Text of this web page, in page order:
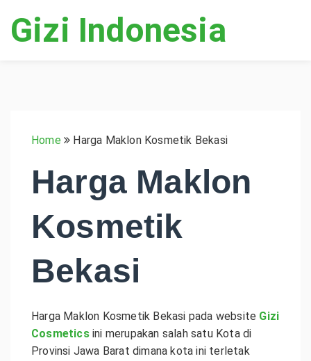
Gizi Indonesia
Home Harga Maklon Kosmetik Bekasi
Harga Maklon
Kosmetik
Bekasi
Harga Maklon Kosmetik Bekasi pada website Gizi
Cosmeticsini merupakan salah satu Kota di
Provinsi Jawa Barat dimana kota ini terletak